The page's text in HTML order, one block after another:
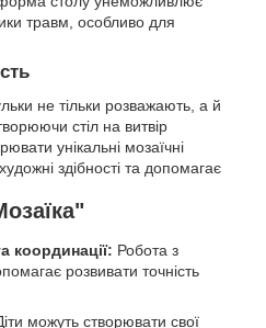
травм, особливо для
не тільки розважають, а й
стіл на витвір
унікальні мозаїчні
здібності та допомагає
координації: Робота з
розвивати точність
можуть створювати свої